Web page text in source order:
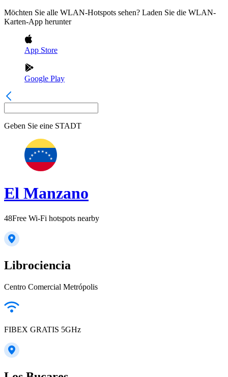
Möchten Sie alle WLAN-Hotspots sehen? Laden Sie die WLAN-
Karten-App herunter
App Store
Google Play
Geben Sie eine STADT
El Manzano
48Free Wi-Fi hotspots nearby
Librociencia
Centro Comercial Metrópolis
FIBEX GRATIS 5GHz